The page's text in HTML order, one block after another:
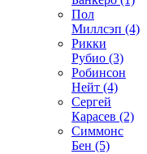
Пол
Миллсэп (4)
Рикки
Рубио (3)
Робинсон
Нейт (4)
Сергей
Карасев (2)
Симмонс
Бен (5)